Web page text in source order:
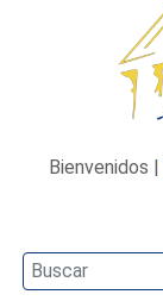
Bienvenidos |